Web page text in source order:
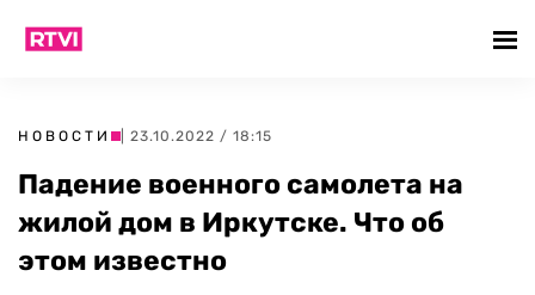
НОВОСТИ | 23.10.2022 / 18:15
Падение военного самолета на
жилой дом в Иркутске. Что об
этом известно